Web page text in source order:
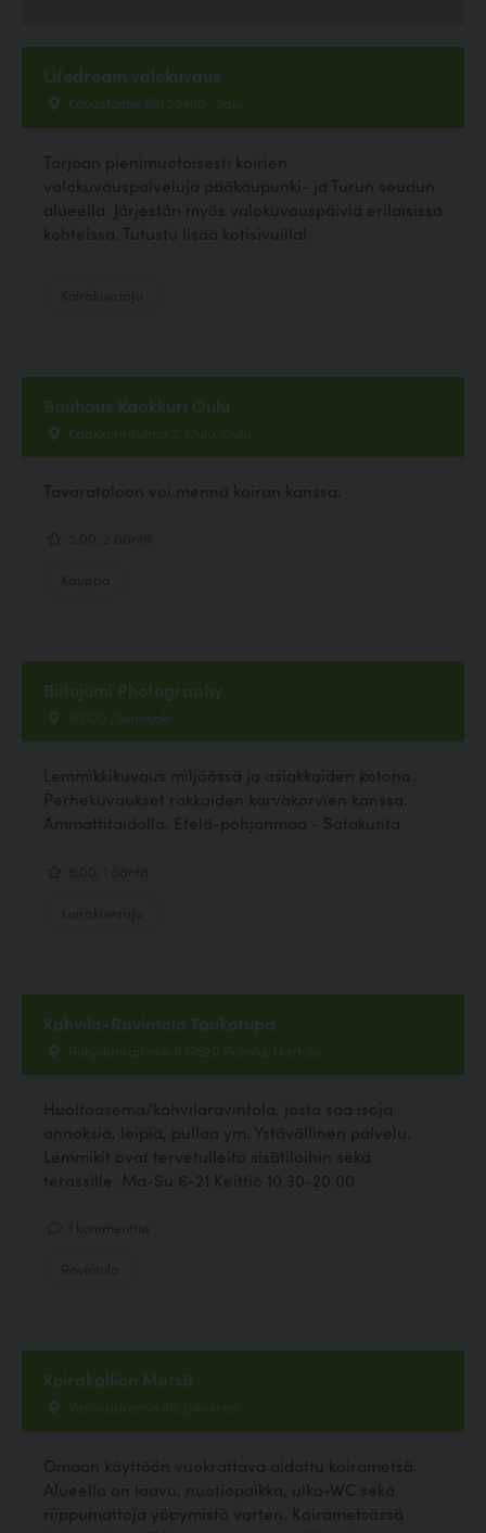
Lifedream valokuvaus
Kavastontie 691 25460 , Salo
Tarjoan pienimuotoisesti koirien
valokuvauspalveluja pääkaupunki- ja Turun seudun
alueella. Järjestän myös valokuvauspäiviä erilaisissa
kohteissa. Tutustu lisää kotisivuilla!
Bauhaus Kaakkuri Oulu
Kaakkurinkulma 2, Oulu, Oulu
Tavarataloon voi mennä koiran kanssa.
Biitujumi Photography
60100 , Seinäjoki
Lemmikkikuvaus miljöössä ja asiakkaiden kotona.
Perhekuvaukset rakkaiden karvakorvien kanssa.
Ammattitaidolla. Etelä-pohjanmaa - Satakunta
Kahvila-Ravintola Taukotupa
Pohjolanraitintie 9 19620 Pohela, Hartola
Huoltoasema/kahvilaravintola, josta saa isoja
annoksia, leipiä, pullaa ym. Ystävällinen palvelu.
Lemmikit ovat tervetulleita sisätiloihin sekä
terassille. Ma-Su 6-21 Keittiö 10.30-20.00
Koirakallion Metsä
Varissaarentie 46, Jokioinen
Omaan käyttöön vuokrattava aidattu koirametsä.
Alueella on laavu, nuotiopaikka, ulko-WC sekä
riippumattoja yöpymistä varten. Koirametsässä